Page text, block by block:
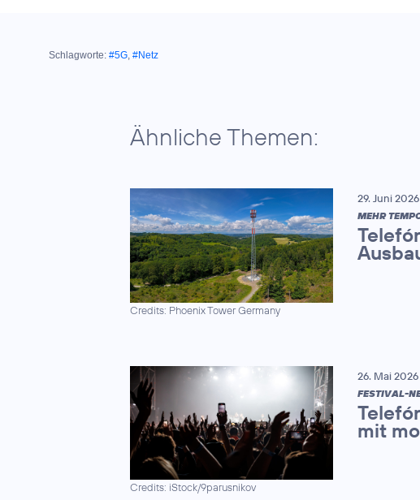
Schlagworte: #5G, #Netz
Ähnliche Themen:
Credits: Phoenix Tower Germany
29. Juni 2026
MEHR
Credits: iStock/9parusnikov
26. Mai 2026
FESTIVAL-
mit